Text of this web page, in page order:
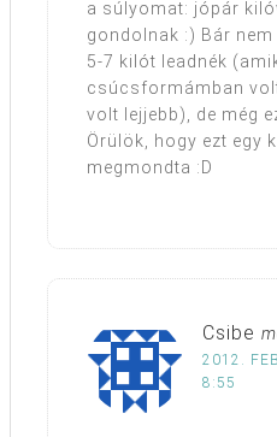
a súlyomat: jópár
gondolnak :) Bár nem
5-7 kilót leadnék
csúcsformámban
volt lejjebb), de még
Örülök, hogy ezt egy
megmondta :D
Csibe
2012.
8:55